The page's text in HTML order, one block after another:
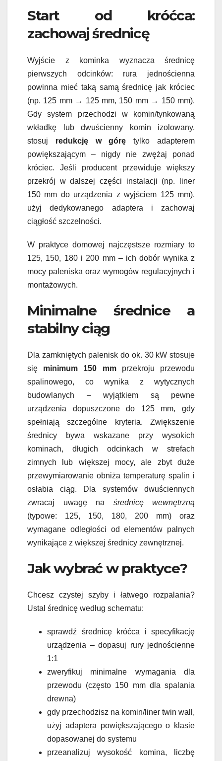
Start od króćca:
zachowaj średnicę
Wyjście z kominka wyznacza średnicę
pierwszych odcinków: rura jednościenna
powinna mieć taką samą średnicę jak króciec
(np. 125 mm → 125 mm, 150 mm → 150 mm).
Gdy system przechodzi w komin/tynkowaną
wkładkę lub dwuścienny komin izolowany,
stosuj redukcję w górę tylko adapterem
powiększającym – nigdy nie zwężaj ponad
króciec. Jeśli producent przewiduje większy
przekrój w dalszej części instalacji (np. liner
150 mm do urządzenia z wyjściem 125 mm),
użyj dedykowanego adaptera i zachowaj
ciągłość szczelności.
W praktyce domowej najczęstsze rozmiary to
125, 150, 180 i 200 mm – ich dobór wynika z
mocy paleniska oraz wymogów regulacyjnych i
montażowych.
Minimalne średnice a
stabilny ciąg
Dla zamkniętych palenisk do ok. 30 kW stosuje
się minimum 150 mmprzekroju przewodu
spalinowego, co wynika z wytycznych
budowlanych – wyjątkiem są pewne
urządzenia dopuszczone do 125 mm, gdy
spełniają szczególne kryteria. Zwiększenie
średnicy bywa wskazane przy wysokich
kominach, długich odcinkach w strefach
zimnych lub większej mocy, ale zbyt duże
przewymiarowanie obniża temperaturę spalin i
osłabia ciąg. Dla systemów dwuściennych
zwracaj uwagę na średnicę wewnętrzną
(typowe: 125, 150, 180, 200 mm) oraz
wymagane odległości od elementów palnych
wynikające z większej średnicy zewnętrznej.
Jak wybrać w praktyce?
Chcesz czystej szyby i łatwego rozpalania?
Ustal średnicę według schematu:
sprawdź średnicę króćca i specyfikację
urządzenia – dopasuj rury jednościenne
1:1
zweryfikuj minimalne wymagania dla
przewodu (często 150 mm dla spalania
drewna)
gdy przechodzisz na komin/liner twin wall,
użyj adaptera powiększającego o klasie
dopasowanej do systemu
przeanalizuj wysokość komina, liczbę